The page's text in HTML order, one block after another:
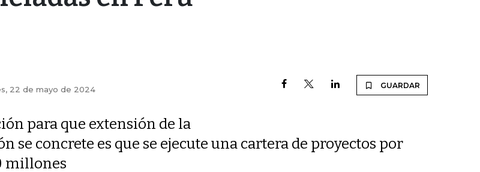
22 de mayo de 2024 GUARDAR
para que extensión de la
se concrete es que se ejecute una cartera de proyectos por
millones